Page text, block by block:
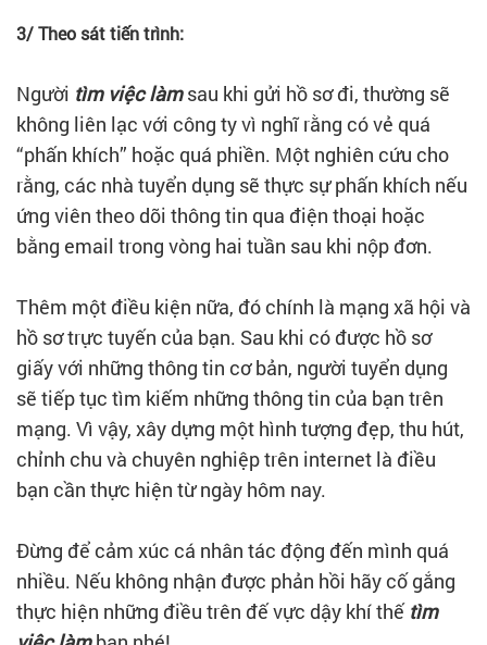
3/ Theo sát tiến trình:
Người tìm việc làmsau khi gửi hồ sơ đi, thường sẽ
không liên lạc với công ty vì nghĩ rằng có vẻ quá
“phấn khích” hoặc quá phiền. Một nghiên cứu cho
rằng, các nhà tuyển dụng sẽ thực sự phấn khích nếu
ứng viên theo dõi thông tin qua điện thoại hoặc
bằng email trong vòng hai tuần sau khi nộp đơn.
Thêm một điều kiện nữa, đó chính là mạng xã hội và
hồ sơ trực tuyến của bạn. Sau khi có được hồ sơ
giấy với những thông tin cơ bản, người tuyển dụng
sẽ tiếp tục tìm kiếm những thông tin của bạn trên
mạng. Vì vậy, xây dựng một hình tượng đẹp, thu hút,
chỉnh chu và chuyên nghiệp trên internet là điều
bạn cần thực hiện từ ngày hôm nay.
Đừng để cảm xúc cá nhân tác động đến mình quá
nhiều. Nếu không nhận được phản hồi hãy cố gắng
thực hiện những điều trên đế vực dậy khí thế tìm